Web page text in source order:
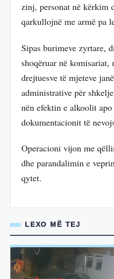
zinj, personat në kërkim
qarkullojnë me armë pa
Sipas burimeve zyrtare,
shoqëruar në komisariat,
drejtuesve të mjeteve
administrative për
nën efektin e alkoolit apo
dokumentacionit të
Operacioni vijon me
dhe parandalimin e
qytet.
LEXO MË TEJ